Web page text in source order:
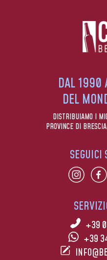
DAL 1990
DEL
DISTRIBUIAMO I
PROVINCE DI
+39
+39
SEGUICI